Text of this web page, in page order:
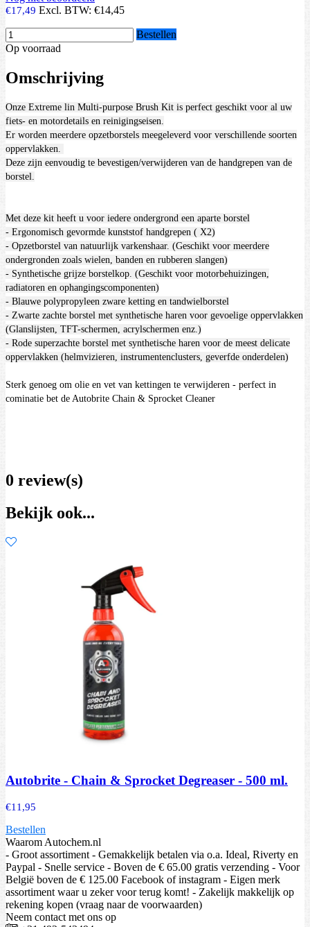
€17,49 Excl. BTW: €14,45
Bestellen
Op voorraad
Omschrijving
Onze Extreme lin Multi-purpose Brush Kit is perfect geschikt voor al uw
fiets- en motordetails en reinigingseisen.
Er worden meerdere opzetborstels meegeleverd voor verschillende soorten
oppervlakken.
Deze zijn eenvoudig te bevestigen/verwijderen van de handgrepen van de
borstel.
Met deze kit heeft u voor iedere ondergrond een aparte borstel
- Ergonomisch gevormde kunststof handgrepen ( X2)
- Opzetborstel van natuurlijk varkenshaar. (Geschikt voor meerdere
ondergronden zoals wielen, banden en rubberen slangen)
- Synthetische grijze borstelkop. (Geschikt voor motorbehuizingen,
radiatoren en ophangingscomponenten)
- Blauwe polypropyleen zware ketting en tandwielborstel
- Zwarte zachte borstel met synthetische haren voor gevoelige oppervlakken
(Glanslijsten, TFT-schermen, acrylschermen enz.)
- Rode superzachte borstel met synthetische haren voor de meest delicate
oppervlakken (helmvizieren, instrumentenclusters, geverfde onderdelen)
Sterk genoeg om olie en vet van kettingen te verwijderen - perfect in
cominatie bet de Autobrite Chain & Sprocket Cleaner
0 review(s)
Bekijk ook...
Autobrite - Chain & Sprocket Degreaser - 500 ml.
€11,95
Bestellen
Waarom Autochem.nl
- Groot assortiment - Gemakkelijk betalen via o.a. Ideal, Riverty en
Paypal - Snelle service - Boven de € 65.00 gratis verzending - Voor
België boven de € 125.00 Facebook of instagram - Eigen merk
assortiment waar u zeker voor terug komt! - Zakelijk makkelijk op
rekening kopen (vraag naar de voorwaarden)
Neem contact met ons op